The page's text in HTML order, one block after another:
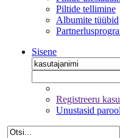
Piltide tellimine
Albumite tüübid
Sisene
Registreeru
Unustasid